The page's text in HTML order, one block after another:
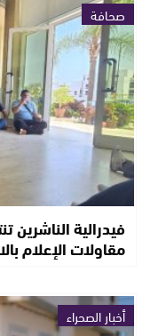
صحافة
فيدرالية الناشرين
مقاولات الإعلام
أخبار الصحراء